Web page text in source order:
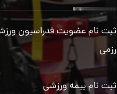
ثبت نام عضویت فدراسیون
رزمی
ثبت نام بیمه ورزشی